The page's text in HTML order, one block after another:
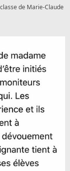
de Marie-Claude